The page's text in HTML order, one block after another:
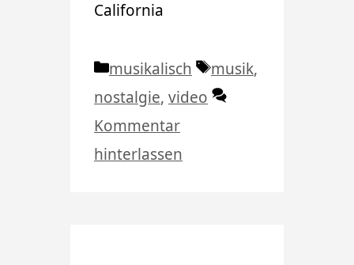
California
Kategorien
musikalisch Schlagwörter
musik,
nostalgie, video
Kommentar
hinterlassen